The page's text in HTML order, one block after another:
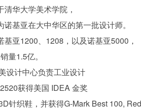
华大学美术学院，
基亚在大中华区的第一批设计师。
亚1200、1208，以及诺基亚5000，
量1.5亿。
设计中心负责工业设计
获得美国 IDEA 金奖
针织鞋，并获得G-Mark Best 100,